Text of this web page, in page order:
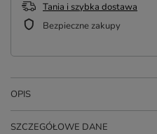
Tania i szybka dostawa
Bezpieczne zakupy
OPIS
SZCZEGÓŁOWE DANE